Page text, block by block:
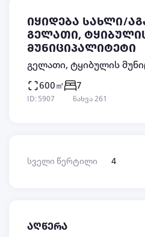
იყიდება სახლი/
გელათი,
მუნიციპალიტეტი
გელათი, ტყიბულის
600㎡ 7
ID: 5907 ნახვა 261
სველი წერტილი 4
აღწერა